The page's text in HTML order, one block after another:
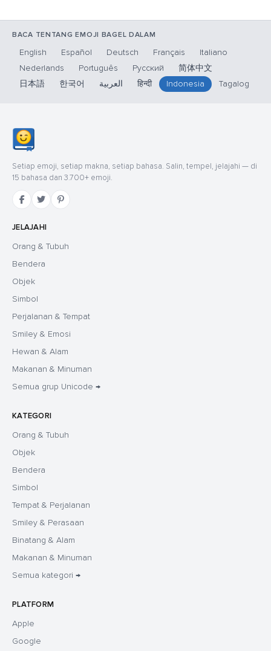
BACA TENTANG EMOJI BAGEL DALAM
English Español Deutsch Français
Italiano
Nederlands
Português Русский
简体中文
日本語
한국어 العربية हिन्दी Indonesia Tagalog
Setiap emoji, setiap makna, setiap bahasa. Salin, tempel, jelajahi — di
15 bahasa dan 3.700+ emoji.
JELAJAHI
Orang & Tubuh
Bendera
Objek
Simbol
Perjalanan & Tempat
Smiley & Emosi
Hewan & Alam
Makanan & Minuman
Semua grup Unicode →
KATEGORI
Orang & Tubuh
Objek
Bendera
Simbol
Tempat & Perjalanan
Smiley & Perasaan
Binatang & Alam
Makanan & Minuman
Semua kategori →
PLATFORM
Apple
Google